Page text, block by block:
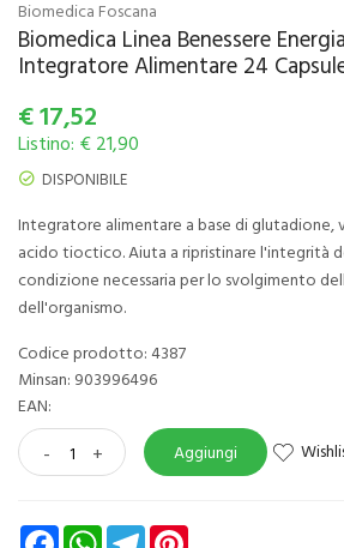
Biomedica Foscana
Biomedica Linea Benessere
Integratore Alimentare 24
€17,52
Listino: € 21,90
DISPONIBILE
Integratore alimentare a base di glutadione,
acido tioctico. Aiuta a ripristinare l'integrità
condizione necessaria per lo svolgimento
dell'organismo.
Codice prodotto: 4387
Minsan: 903996496
EAN:
- + Aggiungi
FacebookWhatsAppTelegram